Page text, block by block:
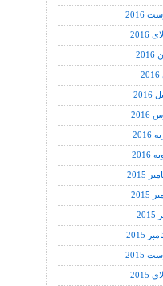
2016
2016
2016
2015
2015
2015
2015
2015